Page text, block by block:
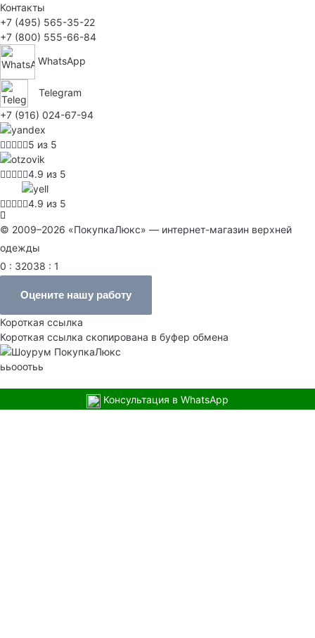
Контакты
+7 (495) 565-35-22
+7 (800) 555-66-84
WhatsApp
Telegram
+7 (916) 024-67-94
5 из 5
4.9 из 5
4.9 из 5
© 2009–2026 «ПокупкаЛюкс» — интернет-магазин верхней
одежды
0 : 32038 : 1
Оцените нашу работу
Короткая ссылка
Короткая ссылка скопирована в буфер обмена
ььооотьь
Консультация в WhatsApp